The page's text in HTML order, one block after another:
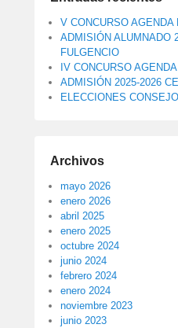
V CONCURSO AGENDA
ADMISIÓN ALUMNADO
FULGENCIO
IV CONCURSO
ADMISIÓN 2025-2026
ELECCIONES
Archivos
mayo 2026
enero 2026
abril 2025
enero 2025
octubre 2024
junio 2024
febrero 2024
enero 2024
noviembre 2023
junio 2023